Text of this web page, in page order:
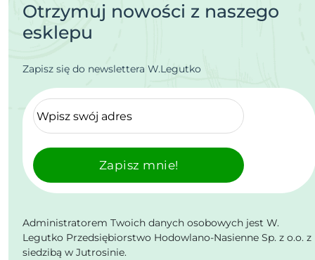
Otrzymuj nowości z naszego
esklepu
Zapisz się do newslettera W.Legutko
Zapisz mnie!
Administratorem Twoich danych osobowych jest W.
Legutko Przedsiębiorstwo Hodowlano-Nasienne Sp. z o.o. z
siedzibą w Jutrosinie.